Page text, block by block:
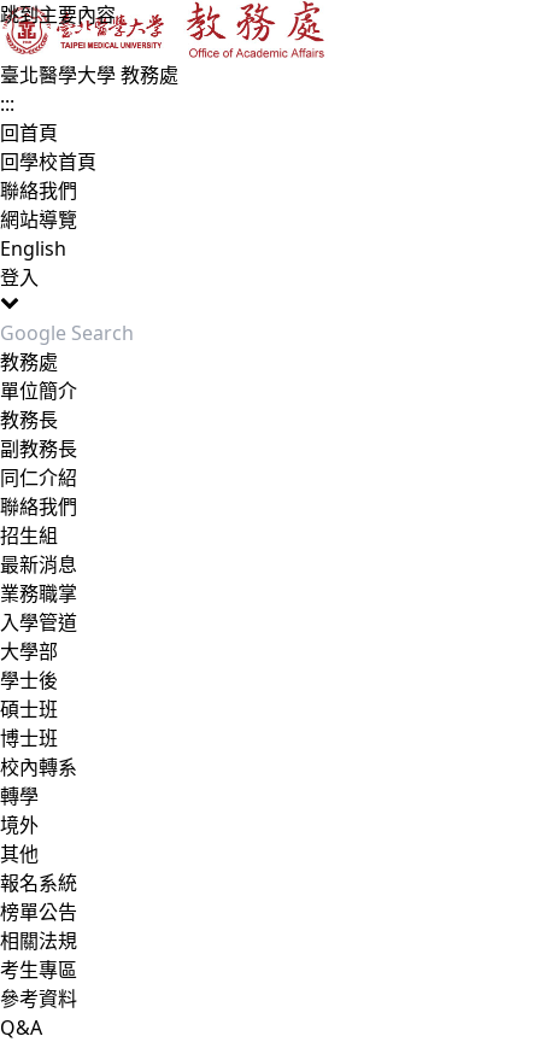
跳到主要內容
臺北醫學大學 教務處
:::
回首頁
回學校首頁
聯絡我們
網站導覽
English
登入
Toggle navigation
教務處
單位簡介
教務長
副教務長
同仁介紹
聯絡我們
招生組
最新消息
業務職掌
入學管道
大學部
學士後
碩士班
博士班
校內轉系
轉學
境外
其他
報名系統
榜單公告
相關法規
考生專區
參考資料
Q&A